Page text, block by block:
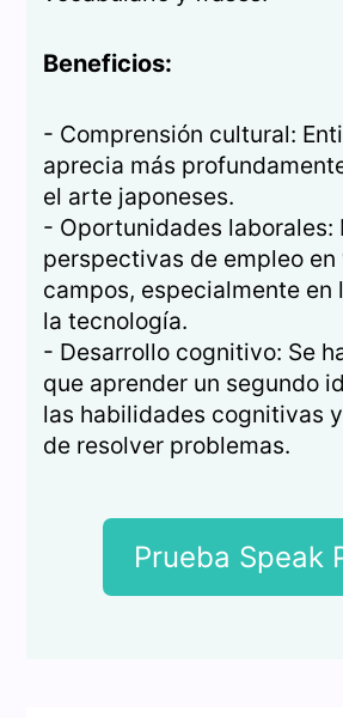
Beneficios:
- Comprensión cultural:
aprecia más
el arte japoneses.
- Oportunidades laborales:
perspectivas de empleo en
campos, especialmente en
la tecnología.
- Desarrollo cognitivo: Se
que aprender un segundo
las habilidades cognitivas
de resolver problemas.
Prueba Speak